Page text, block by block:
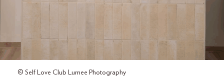
© Self Love Club Lumee Photography